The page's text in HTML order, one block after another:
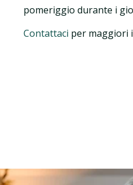
pomeriggio durante i
Contattaci per maggiori